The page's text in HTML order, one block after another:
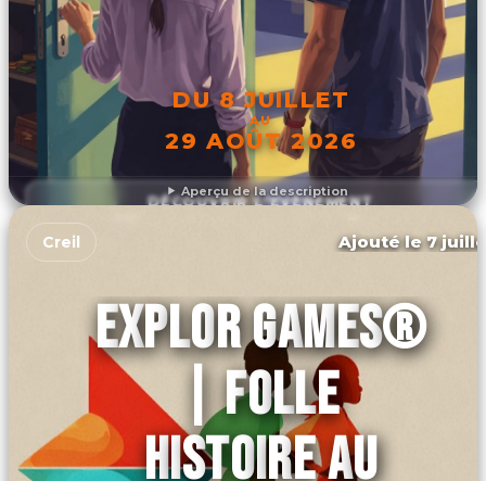
Aperçu de la description
DU 8 JUILLET
AU
29 AOÛT 2026
DÉCOUVRIR L'ÉVÉNEMENT
Creil Ajouté le 7
EXPLOR GAMES®
| FOLLE
HISTOIRE AU